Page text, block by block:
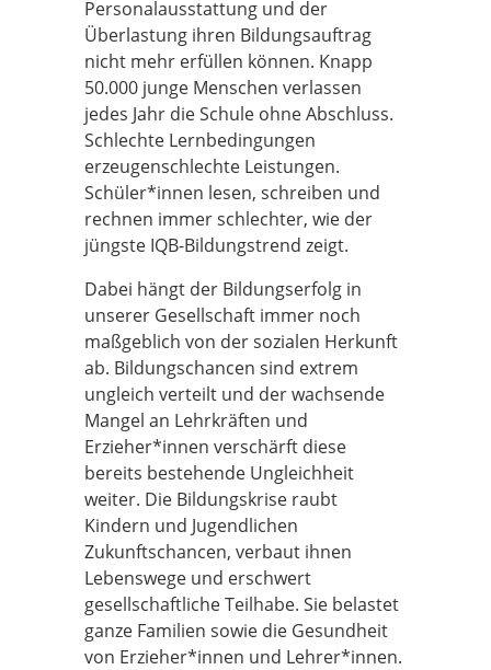
Personalausstattung und der
Überlastung ihren Bildungsauftrag
nicht mehr erfüllen können. Knapp
50.000 junge Menschen verlassen
jedes Jahr die Schule ohne Abschluss.
Schlechte Lernbedingungen
erzeugenschlechte Leistungen.
Schüler*innen lesen, schreiben und
rechnen immer schlechter, wie der
jüngste IQB-Bildungstrend zeigt.
Dabei hängt der Bildungserfolg in
unserer Gesellschaft immer noch
maßgeblich von der sozialen Herkunft
ab. Bildungschancen sind extrem
ungleich verteilt und der wachsende
Mangel an Lehrkräften und
Erzieher*innen verschärft diese
bereits bestehende Ungleichheit
weiter. Die Bildungskrise raubt
Kindern und Jugendlichen
Zukunftschancen, verbaut ihnen
Lebenswege und erschwert
gesellschaftliche Teilhabe. Sie belastet
ganze Familien sowie die Gesundheit
von Erzieher*innen und Lehrer*innen.